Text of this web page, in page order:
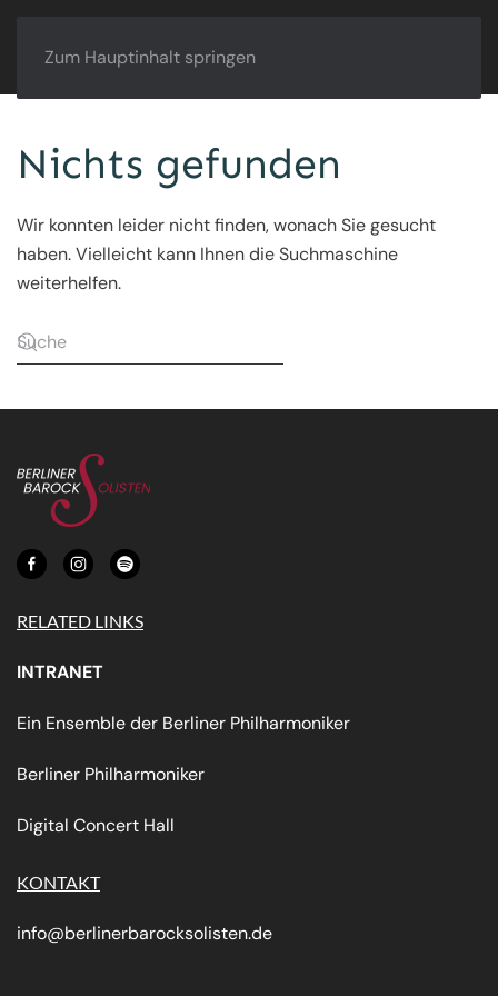
Zum Hauptinhalt springen
Nichts gefunden
Wir konnten leider nicht finden, wonach Sie gesucht
haben. Vielleicht kann Ihnen die Suchmaschine
weiterhelfen.
RELATED LINKS
INTRANET
Ein Ensemble der Berliner Philharmoniker
Berliner Philharmoniker
Digital Concert Hall
KONTAKT
info@berlinerbarocksolisten.de